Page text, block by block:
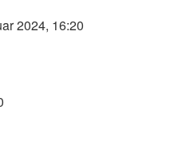
2024, 16:20